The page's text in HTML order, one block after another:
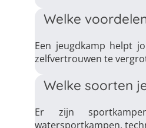
Welke
Een jeugdkamp helpt
zelfvertrouwen te
Welke soorten
Er zijn
watersportkampen,